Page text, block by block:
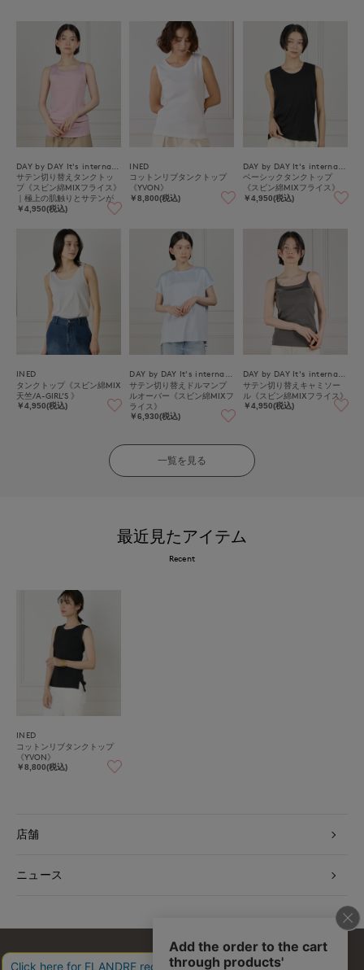
サテン切り替えタンクトッ
プ《スビン綿MIXフライス》
｜極上の肌触りとサテンが
映える上品インナー
￥4,950(税込)
INED
コットンリブタンクトップ
《YVON》
￥8,800(税込)
ベーシックタンクトップ
《スビン綿MIXフライス》
￥4,950(税込)
INED
タンクトップ《スビン綿MIX
天竺/A-GIRL’S 》
￥4,950(税込)
サテン切り替えドルマンプ
ルオーバー《スビン綿MIXフ
ライス》
￥6,930(税込)
サテン切り替えキャミソー
ル《スビン綿MIXフライス》
￥4,950(税込)
一覧を見る
最近見たアイテム
Recent
INED
コットンリブタンクトップ
《YVON》
￥8,800(税込)
店舗
ニュース